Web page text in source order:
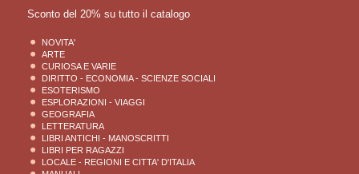
Sconto del 20% su tutto il catalogo
NOVITA'
ARTE
CURIOSA E VARIE
DIRITTO - ECONOMIA - SCIENZE SOCIALI
ESOTERISMO
ESPLORAZIONI - VIAGGI
GEOGRAFIA
LETTERATURA
LIBRI ANTICHI - MANOSCRITTI
LIBRI PER RAGAZZI
LOCALE - REGIONI E CITTA' D'ITALIA